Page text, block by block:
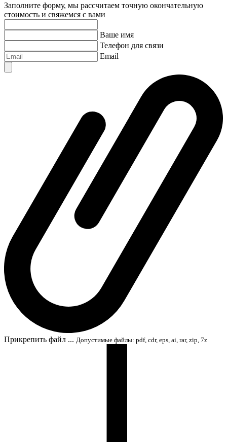
Заполните форму, мы рассчитаем точную окончательную
стоимость и свяжемся с вами
Ваше имя
Телефон для связи
Email
Прикрепить файл ... Допустимые файлы: pdf, cdr, eps, ai, rar, zip, 7z